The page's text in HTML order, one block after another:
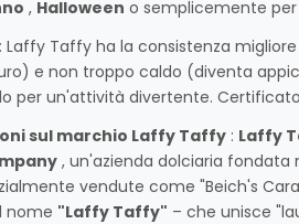
, Halloween o semplicemente
: Laffy Taffy ha la consistenza
e non troppo caldo (diventa
per un'attività divertente.
sul marchio Laffy Taffy: Laffy
, un'azienda dolciaria fondata
vendute come "Beich's
nome "Laffy Taffy" – che unisce